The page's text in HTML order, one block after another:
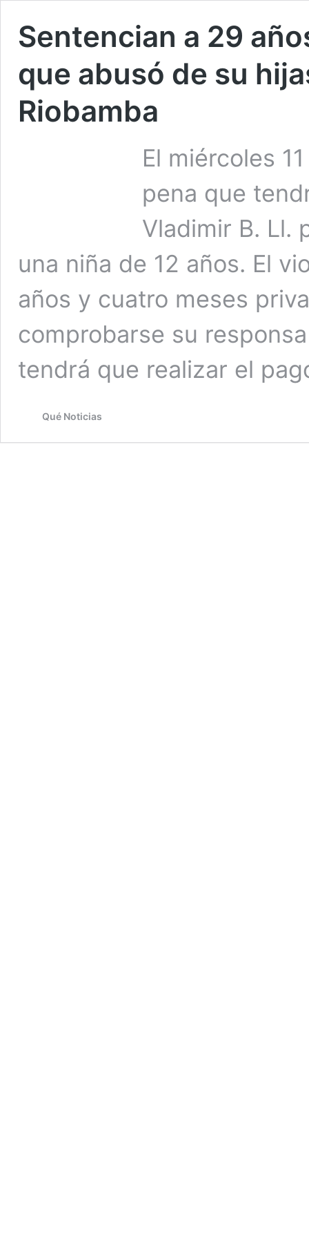
Sentencian a 29
que abusó de su
Riobamba
El miércoles
pena que
Vladimir B. Ll.
una niña de 12 años. El
años y cuatro meses
comprobarse su
tendrá que realizar el
Qué Noticias